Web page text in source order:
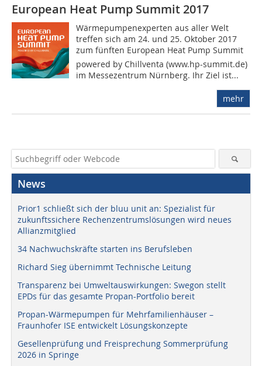
European Heat Pump Summit 2017
Wärmepumpenexperten aus aller Welt
treffen sich am 24. und 25. Oktober 2017
zum fünften European Heat Pump Summit 
powered by Chillventa (www.hp-summit.de)
im Messezentrum Nürnberg. Ihr Ziel ist...
mehr
News
Prior1 schließt sich der bluu unit an: Spezialist für
zukunftssichere Rechenzentrumslösungen wird neues
Allianzmitglied
34 Nachwuchskräfte starten ins Berufsleben
Richard Sieg übernimmt Technische Leitung
Transparenz bei Umweltauswirkungen: Swegon stellt
EPDs für das gesamte Propan-Portfolio bereit
Propan-Wärmepumpen für Mehrfamilienhäuser –
Fraunhofer ISE entwickelt Lösungskonzepte
Gesellenprüfung und Freisprechung Sommerprüfung
2026 in Springe